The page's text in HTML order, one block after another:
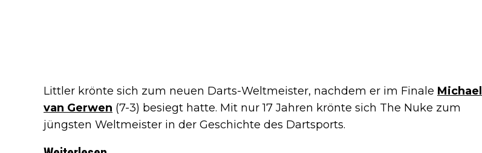
Littler krönte sich zum neuen Darts-Weltmeister, nachdem er im Finale Michael
van Gerwen (7-3) besiegt hatte. Mit nur 17 Jahren krönte sich The Nuke zum
jüngsten Weltmeister in der Geschichte des Dartsports.